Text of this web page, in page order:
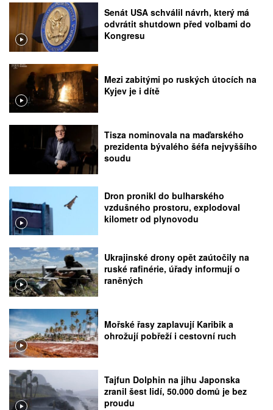
Senát USA schválil návrh, který má
odvrátit shutdown před volbami do
Kongresu
Mezi zabitými po ruských útocích na
Kyjev je i dítě
Tisza nominovala na maďarského
prezidenta bývalého šéfa nejvyššího
soudu
Dron pronikl do bulharského
vzdušného prostoru, explodoval
kilometr od plynovodu
Ukrajinské drony opět zaútočily na
ruské rafinérie, úřady informují o
raněných
Mořské řasy zaplavují Karibik a
ohrožují pobřeží i cestovní ruch
Tajfun Dolphin na jihu Japonska
zranil šest lidí, 50.000 domů je bez
proudu